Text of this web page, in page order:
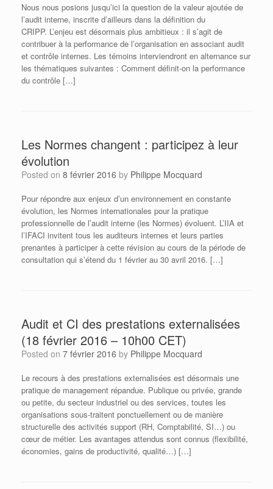
Nous nous posions jusqu’ici la question de la valeur ajoutée de
l’audit interne, inscrite d’ailleurs dans la définition du
CRIPP. L’enjeu est désormais plus ambitieux : il s’agit de
contribuer à la performance de l’organisation en associant audit
et contrôle internes. Les témoins interviendront en alternance sur
les thématiques suivantes : Comment définit-on la performance
du contrôle […]
Les Normes changent : participez à leur
évolution
Posted on 8 février 2016 by Philippe Mocquard
Pour répondre aux enjeux d’un environnement en constante
évolution, les Normes internationales pour la pratique
professionnelle de l’audit interne (les Normes) évoluent. L’IIA et
l’IFACI invitent tous les auditeurs internes et leurs parties
prenantes à participer à cette révision au cours de la période de
consultation qui s’étend du 1 février au 30 avril 2016. […]
Audit et CI des prestations externalisées
(18 février 2016 – 10h00 CET)
Posted on 7 février 2016 by Philippe Mocquard
Le recours à des prestations externalisées est désormais une
pratique de management répandue. Publique ou privée, grande
ou petite, du secteur industriel ou des services, toutes les
organisations sous-traitent ponctuellement ou de manière
structurelle des activités support (RH, Comptabilité, SI…) ou
cœur de métier. Les avantages attendus sont connus (flexibilité,
économies, gains de productivité, qualité…) […]